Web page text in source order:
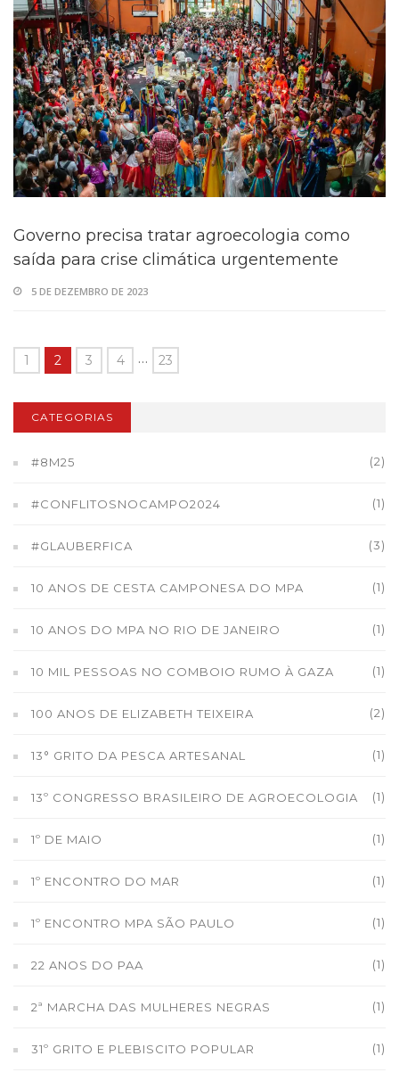
Governo precisa tratar agroecologia como
saída para crise climática urgentemente
5 DE DEZEMBRO DE 2023
1 2 3 4 … 23
CATEGORIAS
#8M25 (2)
#CONFLITOSNOCAMPO2024 (1)
#GLAUBERFICA (3)
10 ANOS DE CESTA CAMPONESA DO MPA (1)
10 ANOS DO MPA NO RIO DE JANEIRO (1)
10 MIL PESSOAS NO COMBOIO RUMO À GAZA (1)
100 ANOS DE ELIZABETH TEIXEIRA (2)
13° GRITO DA PESCA ARTESANAL (1)
13º CONGRESSO BRASILEIRO DE AGROECOLOGIA (1)
1º DE MAIO (1)
1º ENCONTRO DO MAR (1)
1º ENCONTRO MPA SÃO PAULO (1)
22 ANOS DO PAA (1)
2ª MARCHA DAS MULHERES NEGRAS (1)
31º GRITO E PLEBISCITO POPULAR (1)